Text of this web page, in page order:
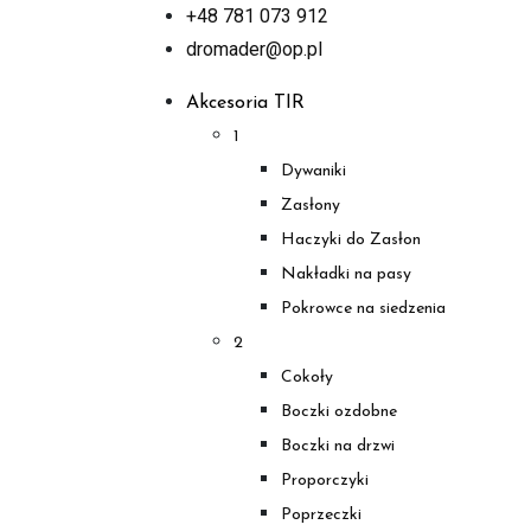
+48 781 073 912
dromader@op.pl
Akcesoria TIR
1
Dywaniki
Zasłony
Haczyki do Zasłon
Nakładki na pasy
Pokrowce na siedzenia
2
Cokoły
Boczki ozdobne
Boczki na drzwi
Proporczyki
Poprzeczki